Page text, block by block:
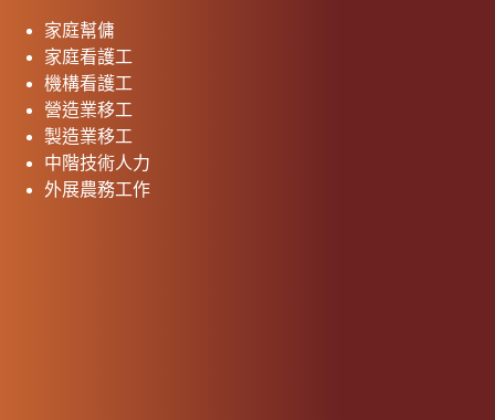
家庭幫傭
家庭看護工
機構看護工
營造業移工
製造業移工
中階技術人力
外展農務工作